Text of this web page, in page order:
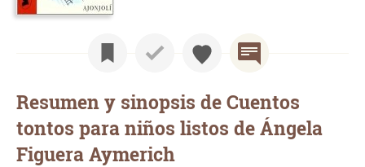
Resumen y sinopsis de Cuentos
tontos para niños listos de Ángela
Figuera Aymerich